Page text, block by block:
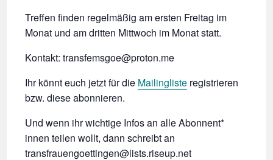
Treffen finden regelmäßig am ersten Freitag im
Monat und am dritten Mittwoch im Monat statt.
Kontakt: transfemsgoe@proton.me
Ihr könnt euch jetzt für die Mailingliste registrieren
bzw. diese abonnieren.
Und wenn ihr wichtige Infos an alle Abonnent*
innen teilen wollt, dann schreibt an
transfrauengoettingen@lists.riseup.net